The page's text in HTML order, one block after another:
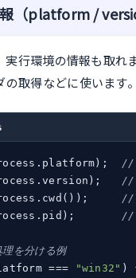
（platform /
実行環境の情報も取れ
取得などに使います。
//
//
//
//
を分ける例
=== "win32" )